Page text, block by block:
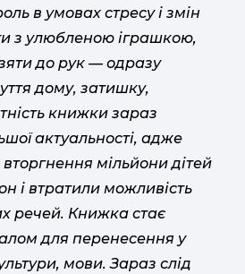
роль в умовах стресу і змін
з улюбленою іграшкою,
до рук — одразу
дому, затишку,
книжки зараз
актуальності, адже
вторгнення мільйони дітей
і втратили можливість
речей. Книжка стає
для перенесення у
мови. Зараз слід